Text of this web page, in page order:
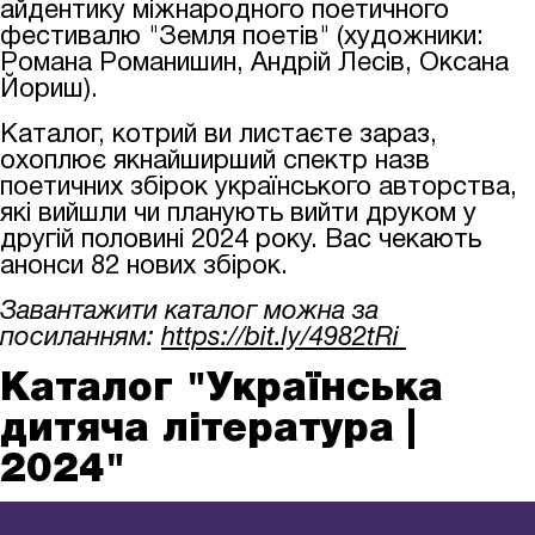
айдентику міжнародного поетичного
фестивалю "Земля поетів" (художники:
Романа Романишин, Андрій Лесів, Оксана
Йориш).
Каталог, котрий ви листаєте зараз,
охоплює якнайширший спектр назв
поетичних збірок українського авторства,
які вийшли чи планують вийти друком у
другій половині 2024 року. Вас чекають
анонси 82 нових збірок.
Завантажити каталог можна за
посиланням: https://bit.ly/4982tRi
Каталог "Українська
дитяча література |
2024"